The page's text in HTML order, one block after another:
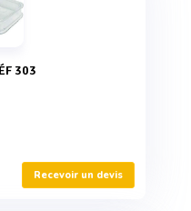
303
Recevoir un devis